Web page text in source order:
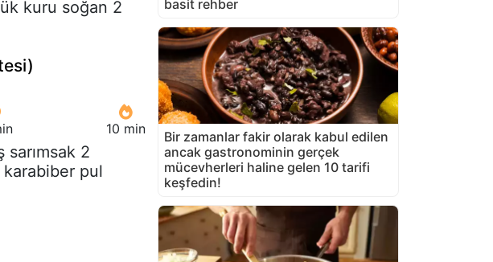
kuru soğan 2
10 min
2
karabiber pul
basit rehber
Bir zamanlar fakir olarak kabul edilen
ancak gastronominin gerçek
mücevherleri haline gelen 10 tarifi
keşfedin!